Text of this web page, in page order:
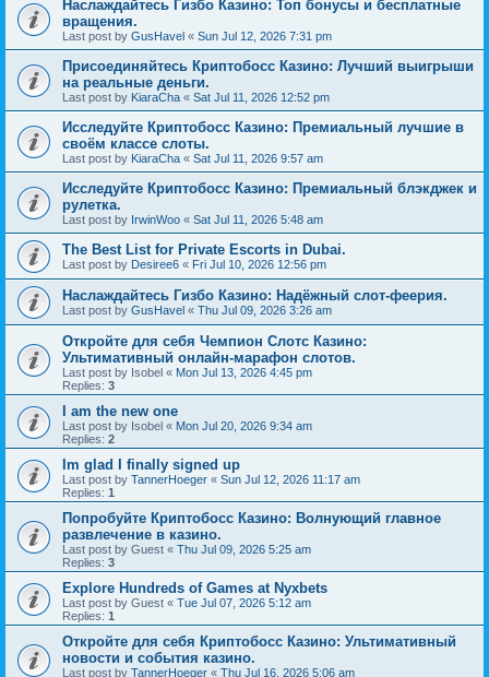
Наслаждайтесь Гизбо Казино: Топ бонусы и бесплатные
вращения.
Last post by GusHavel « Sun Jul 12, 2026 7:31 pm
Присоединяйтесь Криптобосс Казино: Лучший выигрыши
на реальные деньги.
Last post by KiaraCha « Sat Jul 11, 2026 12:52 pm
Исследуйте Криптобосс Казино: Премиальный лучшие в
своём классе слоты.
Last post by KiaraCha « Sat Jul 11, 2026 9:57 am
Исследуйте Криптобосс Казино: Премиальный блэкджек и
рулетка.
Last post by IrwinWoo « Sat Jul 11, 2026 5:48 am
The Best List for Private Escorts in Dubai.
Last post by Desiree6 « Fri Jul 10, 2026 12:56 pm
Наслаждайтесь Гизбо Казино: Надёжный слот-феерия.
Last post by GusHavel « Thu Jul 09, 2026 3:26 am
Откройте для себя Чемпион Слотс Казино:
Ультимативный онлайн-марафон слотов.
Last post by Isobel « Mon Jul 13, 2026 4:45 pm
Replies: 3
I am the new one
Last post by Isobel « Mon Jul 20, 2026 9:34 am
Replies: 2
Im glad I finally signed up
Last post by TannerHoeger « Sun Jul 12, 2026 11:17 am
Replies: 1
Попробуйте Криптобосс Казино: Волнующий главное
развлечение в казино.
Last post by Guest « Thu Jul 09, 2026 5:25 am
Replies: 3
Explore Hundreds of Games at Nyxbets
Last post by Guest « Tue Jul 07, 2026 5:12 am
Replies: 1
Откройте для себя Криптобосс Казино: Ультимативный
новости и события казино.
Last post by TannerHoeger « Thu Jul 16, 2026 5:06 am